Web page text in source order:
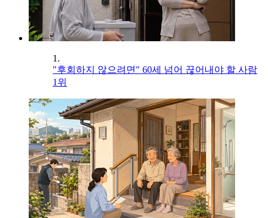
1.
"후회하지 않으려면" 60세 넘어 끊어내야 할 사람
1위